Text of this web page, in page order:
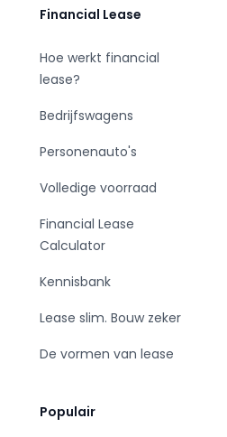
Financial Lease
Hoe werkt financial
lease?
Bedrijfswagens
Personenauto's
Volledige voorraad
Financial Lease
Calculator
Kennisbank
Lease slim. Bouw zeker
De vormen van lease
Populair